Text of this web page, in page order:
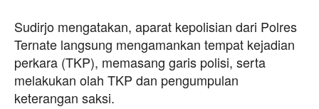
Sudirjo mengatakan, aparat kepolisian dari Polres
Ternate langsung mengamankan tempat kejadian
perkara (TKP), memasang garis polisi, serta
melakukan olah TKP dan pengumpulan
keterangan saksi.